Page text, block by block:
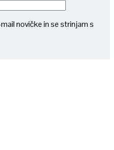
novičke in se strinjam s